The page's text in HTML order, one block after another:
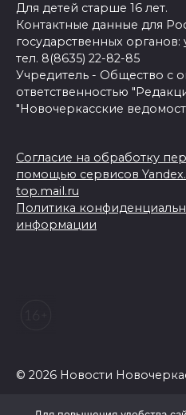
Для детей старше 16 лет.
Контактные данные для
государственных органов:
тел. 8(8635) 22-82-85
Учредитель - Общество с
ответственностью
"Новочеркасские
Согласие на обработку
помощью сервисов
top.mail.ru
Политика
информации
© 2026 Новости